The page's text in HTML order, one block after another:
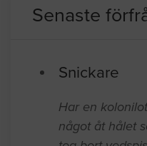
Senaste
Snickare
Har en
något åt hålet